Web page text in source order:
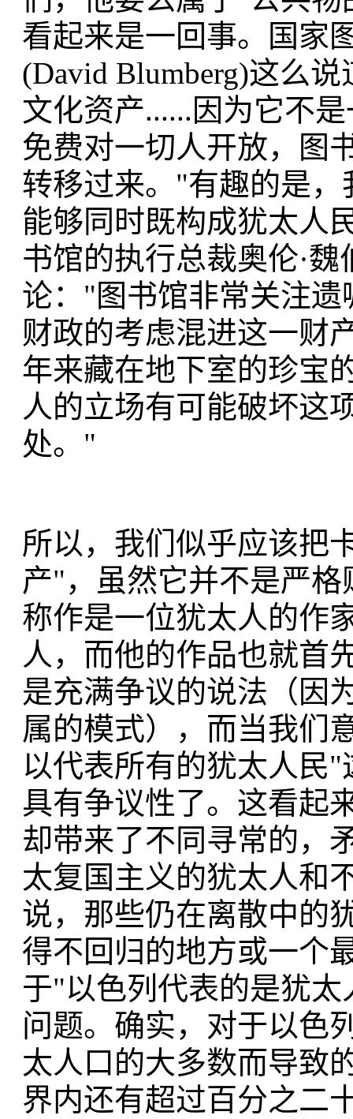
看起来是一回事。国家
(David Blumberg)这么
文化资产......因为它不
免费对一切人开放，图
转移过来。"有趣的是
能够同时既构成犹太人
书馆的执行总裁奥伦·魏
论："图书馆非常关注
财政的考虑混进这一财
年来藏在地下室的珍宝
人的立场有可能破坏这
处。"
所以，我们似乎应该把
产"，虽然它并不是严
称作是一位犹太人的作
人，而他的作品也就首
是充满争议的说法（因
属的模式），而当我们
以代表所有的犹太人民
具有争议性了。这看起
却带来了不同寻常的，
太复国主义的犹太人和
说，那些仍在离散中的
得不回归的地方或一个
于"以色列代表的是犹
问题。确实，对于以色
太人口的大多数而导致
界内还有超过百分之二